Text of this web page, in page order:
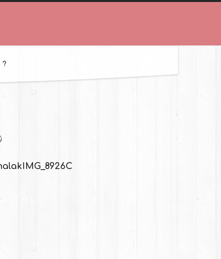
?
IMG_8926C